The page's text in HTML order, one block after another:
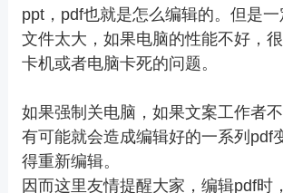
ppt，pdf也就是怎么编辑的。但是
文件太大，如果电脑的性能不好，
卡机或者电脑卡死的问题。
如果强制关电脑，如果文案工作者
有可能就会造成编辑好的一系列pdf
得重新编辑。
因而这里友情提醒大家，编辑pdf时